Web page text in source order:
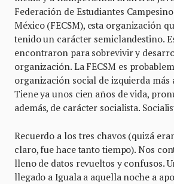
Federación de Estudiantes
México (FECSM), esta organización
tenido un carácter semiclandestino.
encontraron para sobrevivir y
organización. La FECSM es
organización social de izquierda más
Tiene ya unos cien años de vida,
además, de carácter socialista.
Recuerdo a los tres chavos (quizá
claro, fue hace tanto tiempo). Nos
lleno de datos revueltos y confusos.
llegado a Iguala a aquella noche a